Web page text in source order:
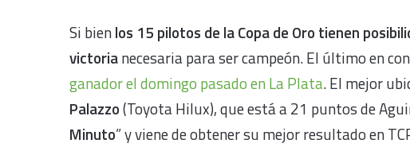
Si bienlos 15 pilotos de la Copa de Oro tienen
victorianecesaria para ser campeón. El último en
ganador el domingo pasado en La Plata. El mejor
Palazzo(Toyota Hilux), que está a 21 puntos de
Minuto” y viene de obtener su mejor resultado en